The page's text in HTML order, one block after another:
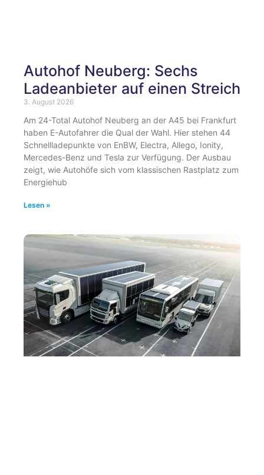
Autohof Neuberg: Sechs
Ladeanbieter auf einen Streich
3. August 2026
Am 24-Total Autohof Neuberg an der A45 bei Frankfurt
haben E-Autofahrer die Qual der Wahl. Hier stehen 44
Schnellladepunkte von EnBW, Electra, Allego, Ionity,
Mercedes-Benz und Tesla zur Verfügung. Der Ausbau
zeigt, wie Autohöfe sich vom klassischen Rastplatz zum
Energiehub
Lesen »